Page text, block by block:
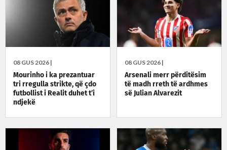
08 GUS 2026 |
Mourinho i ka prezantuar
tri rregulla strikte, që çdo
futbollist i Realit duhet t’i
ndjekë
08 GUS 2026 |
Arsenali merr përditësim
të madh rreth të ardhmes
së Julian Alvarezit